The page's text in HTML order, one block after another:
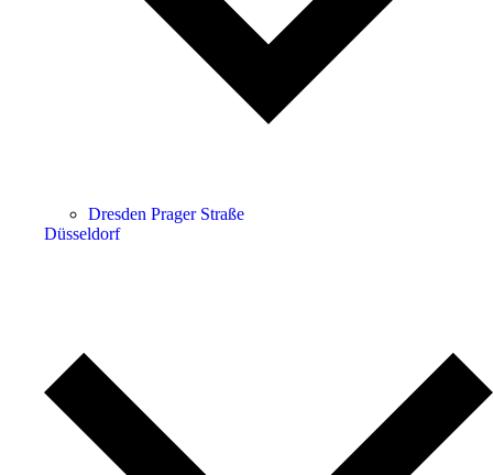
Dresden Prager Straße
Düsseldorf